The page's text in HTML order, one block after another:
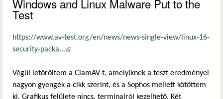
Windows and Linux Malware Put to the
Test
https://www.av-test.org/en/news/news-single-view/linux-16-
security-packa...(külső hivatkozás)
Végül letöröltem a ClamAV-t, amelyiknek a teszt eredményei
nagyon gyengék a cikk szerint, és a Sophos mellett kötöttem
ki. Grafikus felülete nincs, terminalról kezelhető. Két